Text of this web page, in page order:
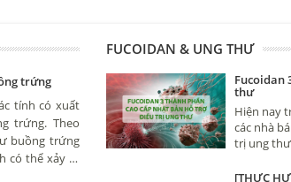
trứng
tính có xuất
trứng. Theo
buồng trứng
có thể xảy ra
FUCOIDAN & UNG THƯ
Fucoidan
thư
Hiện nay
các nhà
trị ung thư
vài trăm
[THỰC